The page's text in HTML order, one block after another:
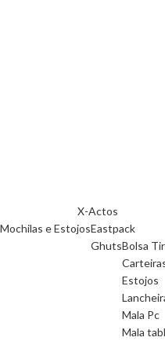
X-Actos
Mochilas e EstojosEastpack
GhutsBolsa
Estojos
Mala Pc
Mala